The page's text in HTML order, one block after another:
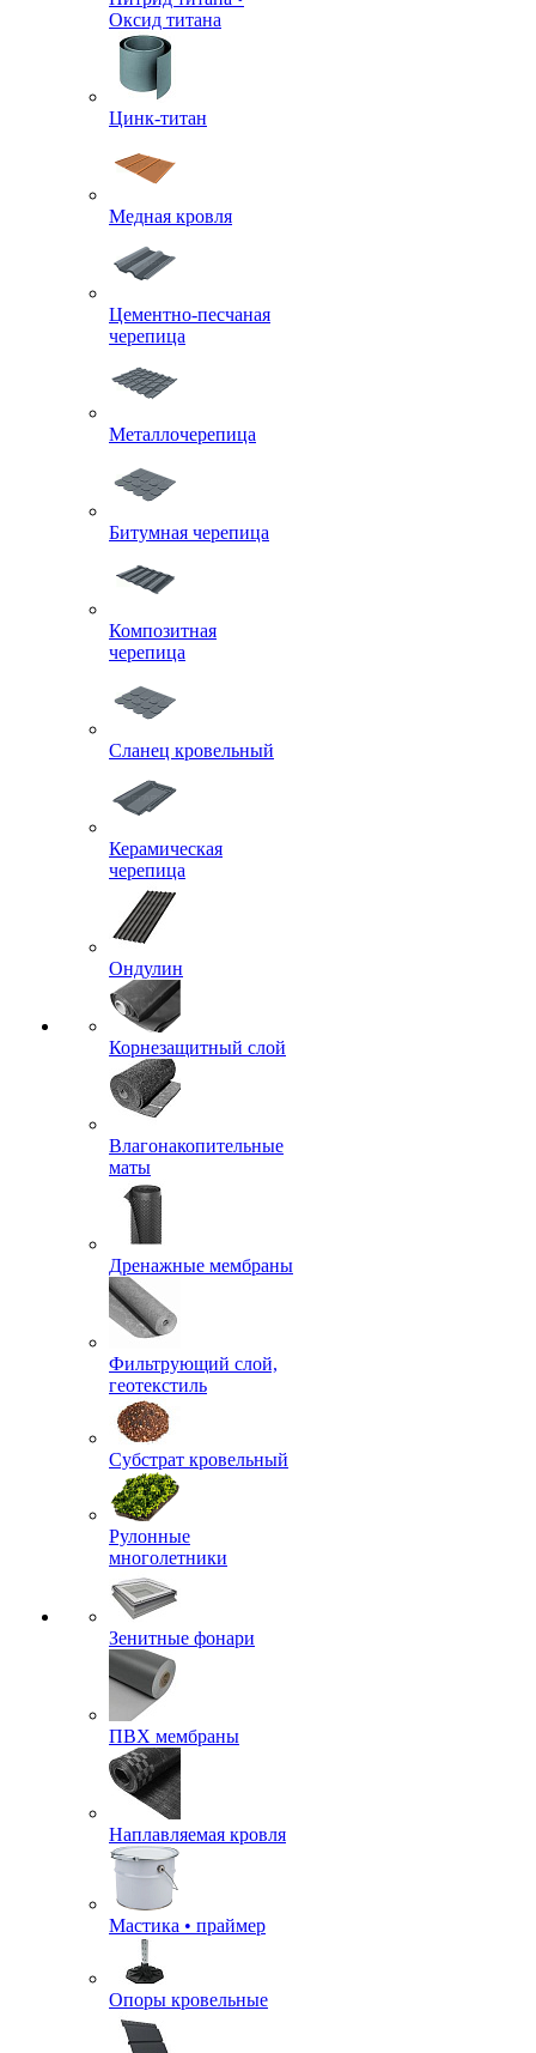
Оксид титана
Цинк-титан
Медная кровля
Цементно-песчаная
черепица
Металлочерепица
Битумная черепица
Композитная
черепица
Сланец кровельный
Керамическая
черепица
Ондулин
Корнезащитный слой
Влагонакопительные
маты
Дренажные мембраны
Фильтрующий слой,
геотекстиль
Субстрат кровельный
Рулонные
многолетники
Зенитные фонари
ПВХ мембраны
Наплавляемая кровля
Мастика • праймер
Опоры кровельные